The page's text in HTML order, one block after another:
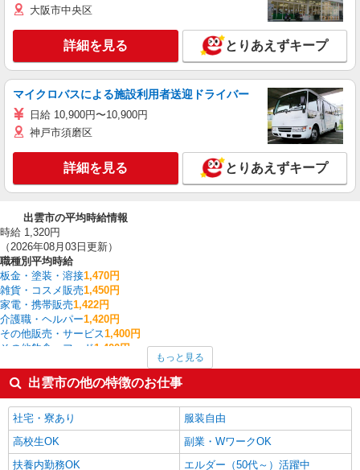
大阪市中央区
詳細を見る とりあえずキープ
マイクロバスによる施設利用者送迎ドライバー
日給 10,900円〜10,900円
神戸市須磨区
詳細を見る とりあえずキープ
出雲市の平均時給情報
時給 1,320円
（2026年08月03日更新）
職種別平均時給
板金・塗装・溶接1,470円
雑貨・コスメ販売1,450円
家電・携帯販売1,422円
介護職・ヘルパー1,420円
その他販売・サービス1,400円
その他飲食・フード1,400円
保育士・保育補助1,375円
製造・組立・加工1,372円
金属加工1,300円
出雲市の他の職種の平均時給を見る
もっと見る
出雲市の他の特徴のお仕事
社宅・寮あり
服装自由
高校生OK
副業・WワークOK
扶養内勤務OK
エルダー（50代～）活躍中